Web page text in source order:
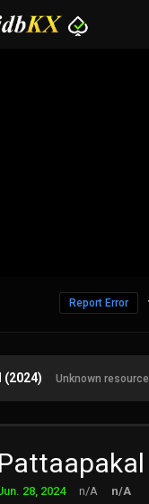
Report Error
(2024) Unknown resource
Pattaapakal
28, 2024 n/A
n/A